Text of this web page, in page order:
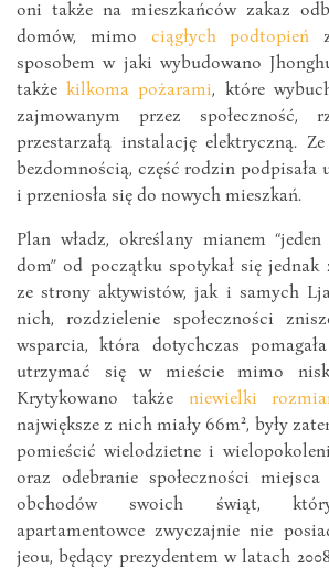
oni także na mieszkańców zakaz
domów, mimo ciągłych podtopień
sposobem w jaki wybudowano
takżekilkoma pożarami, które
zajmowanym przez społeczność,
przestarzałą instalację elektryczną.
bezdomnością, część rodzin podpisała
i przeniosła się do nowych mieszkań.
Plan władz, określany mianem
dom” od początku spotykał się
ze strony aktywistów, jak i samych
nich, rozdzielenie społeczności
wsparcia, która dotychczas
utrzymać się w mieście mimo
Krytykowano także niewielki
największe z nich miały 66m², były
pomieścić wielodzietne i
oraz odebranie społeczności
obchodów swoich świąt,
apartamentowce zwyczajnie nie
jeou, będący prezydentem w latach